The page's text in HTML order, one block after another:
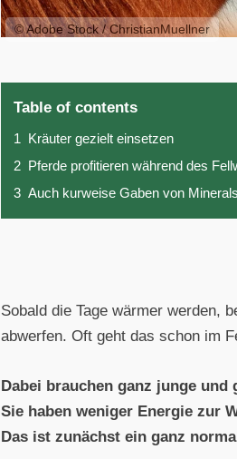
© Adobe Stock / ChristianMuellner
Table of contents
1 Kräuter gezielt einsetzen
2 Pferde profitieren während des
3 Auch kurweise Gaben von
Sobald die Tage wärmer werden,
abwerfen. Oft geht das schon im
Dabei brauchen ganz junge
Sie haben weniger Energie zur
Das ist zunächst ein ganz